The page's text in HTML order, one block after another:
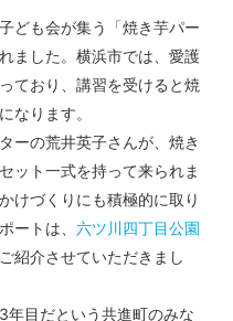
ども会が集う「焼き芋パー
ました。横浜市では、愛護
ており、講習を受けると焼
なります。
ーの荒井英子さんが、焼き
ット一式を持って来られま
けづくりにも積極的に取り
ートは、 六ツ川四丁目公園
紹介させていただきまし
年目だという共進町のみな